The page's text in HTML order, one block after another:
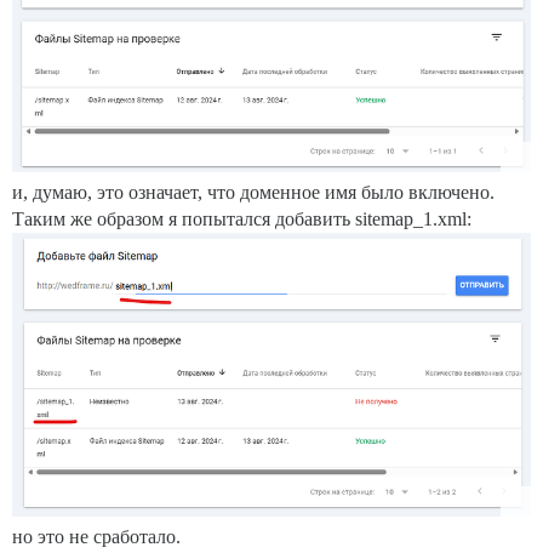
и, думаю, это означает, что доменное имя было включено.
Таким же образом я попытался добавить sitemap_1.xml:
но это не сработало.